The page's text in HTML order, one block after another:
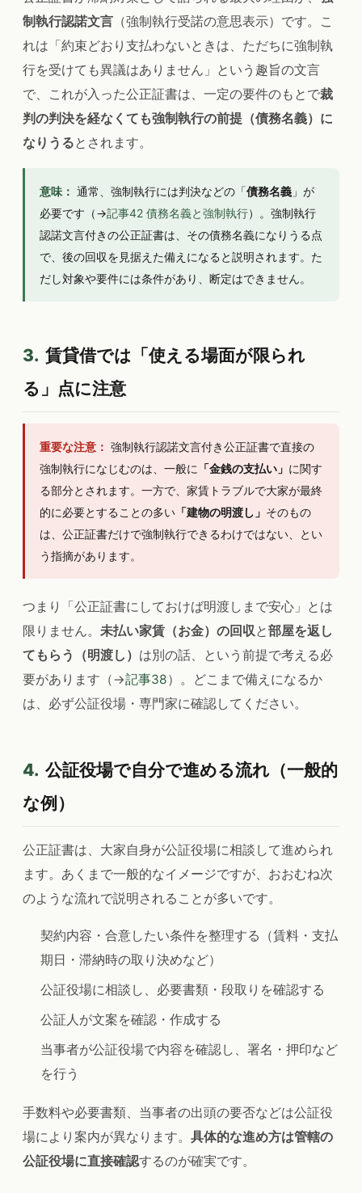
制執行認諾文言 （強制執行受諾の意思表示）です。こ
れは「約束どおり支払わないときは、ただちに強制執
行を受けても異議はありません」という趣旨の文言
で、これが入った公正証書は、一定の要件のもとで裁
判の判決を経なくても強制執行の前提（債務名義）に
なりうるとされます。
意味： 通常、強制執行には判決などの「債務名義 」が
必要です（→記事42 債務名義と強制執行）。強制執行
認諾文言付きの公正証書は、その債務名義になりうる点
で、後の回収を見据えた備えになると説明されます。た
だし対象や要件には条件があり、断定はできません。
3. 賃貸借では「使える場面が限られ
る」点に注意
重要な注意： 強制執行認諾文言付き公正証書で直接の
強制執行になじむのは、一般に 「金銭の支払い」 に関す
る部分とされます。一方で、家賃トラブルで大家が最終
的に必要とすることの多い 「建物の明渡し」 そのもの
は、公正証書だけで強制執行できるわけではない、とい
う指摘があります。
つまり「公正証書にしておけば明渡しまで安心」とは
限りません。 未払い家賃（お金）の回収と部屋を返し
てもらう（明渡し） は別の話、という前提で考える必
要があります（→記事38）。どこまで備えになるか
は、必ず公証役場・専門家に確認してください。
4. 公証役場で自分で進める流れ（一般的
な例）
公正証書は、大家自身が公証役場に相談して進められ
ます。あくまで一般的なイメージですが、おおむね次
のような流れで説明されることが多いです。
契約内容・合意したい条件を整理する（賃料・支払
期日・滞納時の取り決めなど）
公証役場に相談し、必要書類・段取りを確認する
公証人が文案を確認・作成する
当事者が公証役場で内容を確認し、署名・押印など
を行う
手数料や必要書類、当事者の出頭の要否などは公証役
場により案内が異なります。 具体的な進め方は管轄の
公証役場に直接確認するのが確実です。